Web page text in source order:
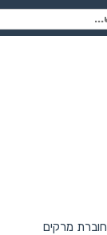
חוברת מרקים